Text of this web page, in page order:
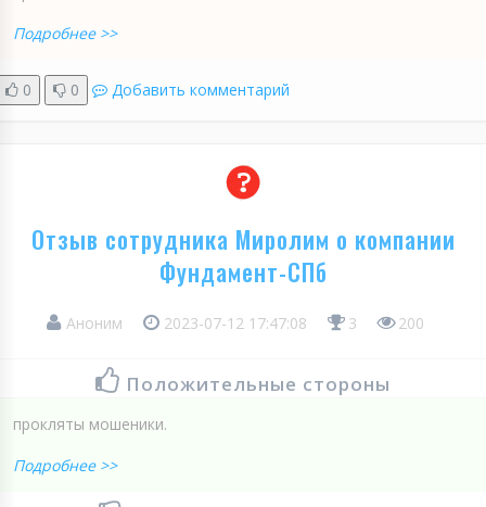
Подробнее >>
0 0 Добавить комментарий
Отзыв сотрудника Миролим о компании
Фундамент-СПб
Аноним 2023-07-12 17:47:08 3 200
Положительные стороны
прокляты мошеники.
Подробнее >>